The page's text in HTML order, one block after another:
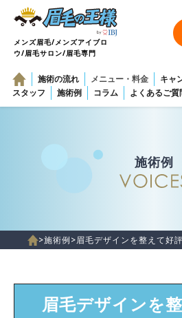
メンズ眉毛/メンズアイブロ
ウ/眉毛サロン/眉毛専門
施術の流れ メニュー・料金 キャ
スタッフ
施術例 コラム よくあるご質
施術例
>施術例>眉毛デザインを整えて好
眉毛デザインを